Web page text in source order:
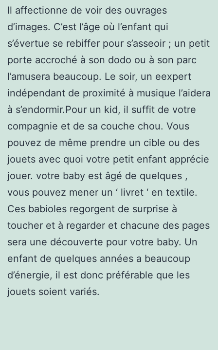
Il affectionne de voir des ouvrages
d’images. C’est l’âge où l’enfant qui
s’évertue se rebiffer pour s’asseoir ; un petit
porte accroché à son dodo ou à son parc
l’amusera beaucoup. Le soir, un eexpert
indépendant de proximité à musique l’aidera
à s’endormir.Pour un kid, il suffit de votre
compagnie et de sa couche chou. Vous
pouvez de même prendre un cible ou des
jouets avec quoi votre petit enfant apprécie
jouer. votre baby est âgé de quelques ,
vous pouvez mener un ‘ livret ‘ en textile.
Ces babioles regorgent de surprise à
toucher et à regarder et chacune des pages
sera une découverte pour votre baby. Un
enfant de quelques années a beaucoup
d’énergie, il est donc préférable que les
jouets soient variés.